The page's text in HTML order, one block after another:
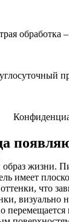
обработка
жизни.
имеет
что
визуально